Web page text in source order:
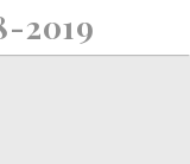
2019